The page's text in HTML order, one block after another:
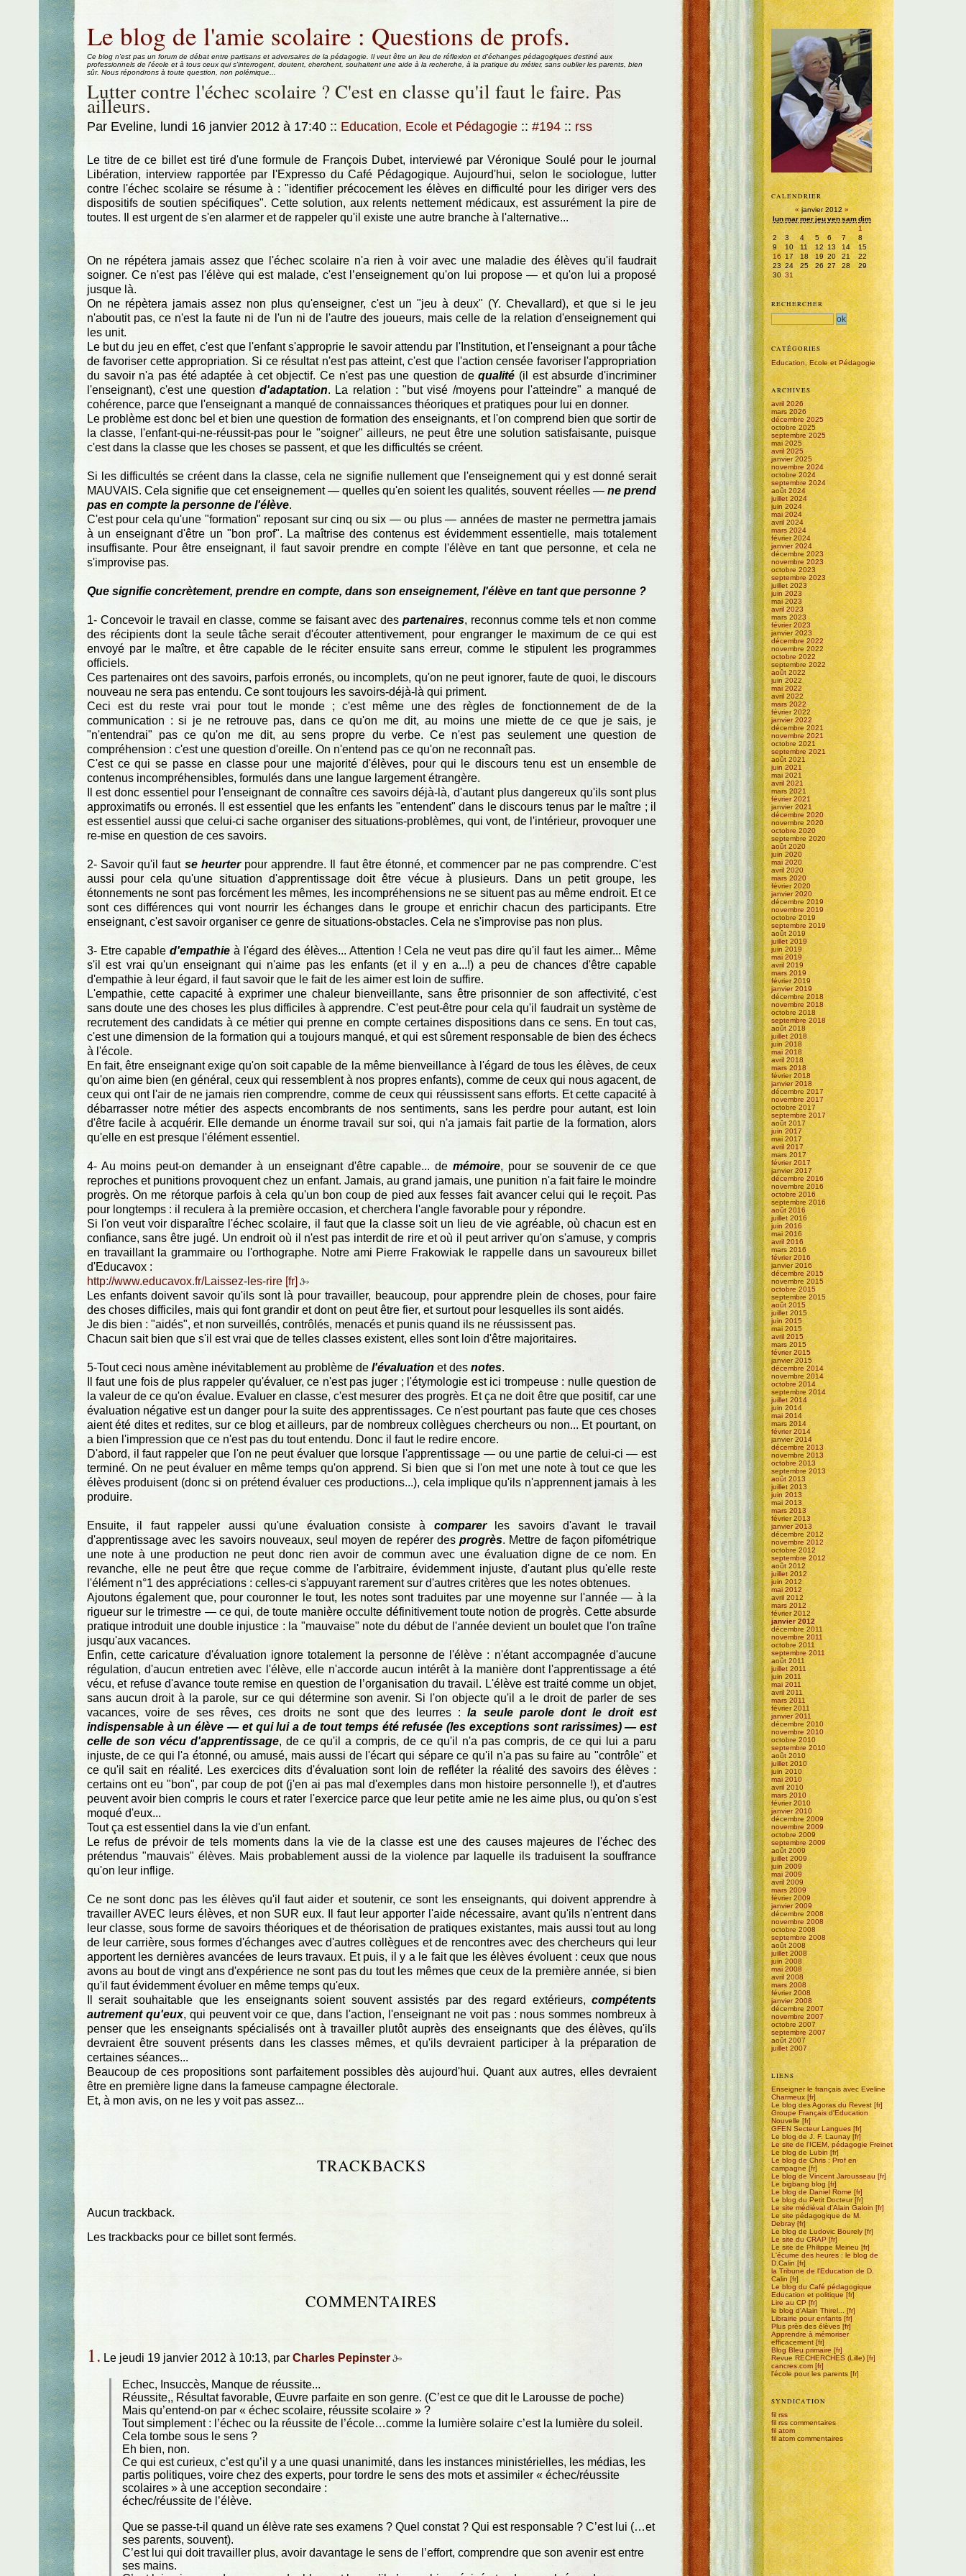
Aller au contenu
Le blog de l'amie scolaire : Questions de profs.
Ce blog n'est pas un forum de débat entre partisans et adversaires de la pédagogie. Il veut être un lieu de réflexion et d'échanges pédagogiques destiné aux
professionnels de l'école et à tous ceux qui s'interrogent, doutent, cherchent, souhaitent une aide à la recherche, à la pratique du métier, sans oublier les parents, bien
sûr. Nous répondrons à toute question, non polémique...
Lutter contre l'échec scolaire ? C'est en classe qu'il faut le faire. Pas
ailleurs.
Par Eveline, lundi 16 janvier 2012 à 17:40 :: Education, Ecole et Pédagogie :: #194 :: rss
Le titre de ce billet est tiré d'une formule de François Dubet, interviewé par Véronique Soulé pour le journal
Libération, interview rapportée par l'Expresso du Café Pédagogique. Aujourd'hui, selon le sociologue, lutter
contre l'échec scolaire se résume à : "identifier précocement les élèves en difficulté pour les diriger vers des
dispositifs de soutien spécifiques". Cette solution, aux relents nettement médicaux, est assurément la pire de
toutes. Il est urgent de s'en alarmer et de rappeler qu'il existe une autre branche à l'alternative...
On ne répétera jamais assez que l'échec scolaire n'a rien à voir avec une maladie des élèves qu'il faudrait
soigner. Ce n'est pas l'élève qui est malade, c'est l’enseignement qu'on lui propose — et qu'on lui a proposé
jusque là.
On ne répètera jamais assez non plus qu'enseigner, c'est un "jeu à deux" (Y. Chevallard), et que si le jeu
n'aboutit pas, ce n'est la faute ni de l'un ni de l'autre des joueurs, mais celle de la relation d'enseignement qui
les unit.
Le but du jeu en effet, c'est que l'enfant s'approprie le savoir attendu par l'Institution, et l'enseignant a pour tâche
de favoriser cette appropriation. Si ce résultat n'est pas atteint, c'est que l'action censée favoriser l'appropriation
du savoir n'a pas été adaptée à cet objectif. Ce n'est pas une question dequalité (il est absurde d'incriminer
l'enseignant), c'est une question d'adaptation. La relation : "but visé /moyens pour l'atteindre" a manqué de
cohérence, parce que l'enseignant a manqué de connaissances théoriques et pratiques pour lui en donner.
Le problème est donc bel et bien une question de formation des enseignants, et l'on comprend bien que sortir de
la classe, l'enfant-qui-ne-réussit-pas pour le "soigner" ailleurs, ne peut être une solution satisfaisante, puisque
c'est dans la classe que les choses se passent, et que les difficultés se créent.
Si les difficultés se créent dans la classe, cela ne signifie nullement que l'enseignement qui y est donné serait
MAUVAIS. Cela signifie que cet enseignement — quelles qu'en soient les qualités, souvent réelles — ne prend
pas en compte la personne de l'élève.
C'est pour cela qu'une "formation" reposant sur cinq ou six — ou plus — années de master ne permettra jamais
à un enseignant d'être un "bon prof". La maîtrise des contenus est évidemment essentielle, mais totalement
insuffisante. Pour être enseignant, il faut savoir prendre en compte l'élève en tant que personne, et cela ne
s'improvise pas.
Que signifie concrètement, prendre en compte, dans son enseignement, l'élève en tant que personne ?
1- Concevoir le travail en classe, comme se faisant avec des partenaires, reconnus comme tels et non comme
des récipients dont la seule tâche serait d'écouter attentivement, pour engranger le maximum de ce qui est
envoyé par le maître, et être capable de le réciter ensuite sans erreur, comme le stipulent les programmes
officiels.
Ces partenaires ont des savoirs, parfois erronés, ou incomplets, qu'on ne peut ignorer, faute de quoi, le discours
nouveau ne sera pas entendu. Ce sont toujours les savoirs-déjà-là qui priment.
Ceci est du reste vrai pour tout le monde ; c'est même une des règles de fonctionnement de de la
communication : si je ne retrouve pas, dans ce qu'on me dit, au moins une miette de ce que je sais, je
"n'entendrai" pas ce qu'on me dit, au sens propre du verbe. Ce n'est pas seulement une question de
compréhension : c'est une question d'oreille. On n'entend pas ce qu'on ne reconnaît pas.
C'est ce qui se passe en classe pour une majorité d'élèves, pour qui le discours tenu est un ensemble de
contenus incompréhensibles, formulés dans une langue largement étrangère.
Il est donc essentiel pour l'enseignant de connaître ces savoirs déjà-là, d'autant plus dangereux qu'ils sont plus
approximatifs ou erronés. Il est essentiel que les enfants les "entendent" dans le discours tenus par le maître ; il
est essentiel aussi que celui-ci sache organiser des situations-problèmes, qui vont, de l'intérieur, provoquer une
re-mise en question de ces savoirs.
2- Savoir qu'il faut se heurterpour apprendre. Il faut être étonné, et commencer par ne pas comprendre. C'est
aussi pour cela qu'une situation d'apprentissage doit être vécue à plusieurs. Dans un petit groupe, les
étonnements ne sont pas forcément les mêmes, les incompréhensions ne se situent pas au même endroit. Et ce
sont ces différences qui vont nourrir les échanges dans le groupe et enrichir chacun des participants. Etre
enseignant, c'est savoir organiser ce genre de situations-obstacles. Cela ne s'improvise pas non plus.
3- Etre capable d'empathieà l'égard des élèves... Attention ! Cela ne veut pas dire qu'il faut les aimer... Même
s'il est vrai qu'un enseignant qui n'aime pas les enfants (et il y en a...!) a peu de chances d'être capable
d'empathie à leur égard, il faut savoir que le fait de les aimer est loin de suffire.
L'empathie, cette capacité à exprimer une chaleur bienveillante, sans être prisonnier de son affectivité, c'est
sans doute une des choses les plus difficiles à apprendre. C'est peut-être pour cela qu'il faudrait un système de
recrutement des candidats à ce métier qui prenne en compte certaines dispositions dans ce sens. En tout cas,
c'est une dimension de la formation qui a toujours manqué, et qui est sûrement responsable de bien des échecs
à l'école.
En fait, être enseignant exige qu'on soit capable de la même bienveillance à l'égard de tous les élèves, de ceux
qu'on aime bien (en général, ceux qui ressemblent à nos propres enfants), comme de ceux qui nous agacent, de
ceux qui ont l'air de ne jamais rien comprendre, comme de ceux qui réussissent sans efforts. Et cette capacité à
débarrasser notre métier des aspects encombrants de nos sentiments, sans les perdre pour autant, est loin
d'être facile à acquérir. Elle demande un énorme travail sur soi, qui n'a jamais fait partie de la formation, alors
qu'elle en est presque l'élément essentiel.
4- Au moins peut-on demander à un enseignant d'être capable... demémoire, pour se souvenir de ce que
reproches et punitions provoquent chez un enfant. Jamais, au grand jamais, une punition n'a fait faire le moindre
progrès. On me rétorque parfois à cela qu'un bon coup de pied aux fesses fait avancer celui qui le reçoit. Pas
pour longtemps : il reculera à la première occasion, et cherchera l'angle favorable pour y répondre.
Si l'on veut voir disparaître l'échec scolaire, il faut que la classe soit un lieu de vie agréable, où chacun est en
confiance, sans être jugé. Un endroit où il n'est pas interdit de rire et où il peut arriver qu'on s'amuse, y compris
en travaillant la grammaire ou l'orthographe. Notre ami Pierre Frakowiak le rappelle dans un savoureux billet
d'Educavox :
http://www.educavox.fr/Laissez-les-rire
Les enfants doivent savoir qu'ils sont là pour travailler, beaucoup, pour apprendre plein de choses, pour faire
des choses difficiles, mais qui font grandir et dont on peut être fier, et surtout pour lesquelles ils sont aidés.
Je dis bien : "aidés", et non surveillés, contrôlés, menacés et punis quand ils ne réussissent pas.
Chacun sait bien que s'il est vrai que de telles classes existent, elles sont loin d'être majoritaires.
5-Tout ceci nous amène inévitablement au problème de l'évaluation et des notes.
Il faut une fois de plus rappeler qu'évaluer, ce n'est pas juger ; l'étymologie est ici trompeuse : nulle question de
la valeur de ce qu'on évalue. Evaluer en classe, c'est mesurer des progrès. Et ça ne doit être que positif, car une
évaluation négative est un danger pour la suite des apprentissages. Ce n'est pourtant pas faute que ces choses
aient été dites et redites, sur ce blog et ailleurs, par de nombreux collègues chercheurs ou non... Et pourtant, on
a bien l'impression que ce n'est pas du tout entendu. Donc il faut le redire encore.
D'abord, il faut rappeler que l'on ne peut évaluer que lorsque l'apprentissage — ou une partie de celui-ci — est
terminé. On ne peut évaluer en même temps qu'on apprend. Si bien que si l'on met une note à tout ce que les
élèves produisent (donc si on prétend évaluer ces productions...), cela implique qu'ils n'apprennent jamais à les
produire.
Ensuite, il faut rappeler aussi qu'une évaluation consiste à comparerles savoirs d'avant le travail
d'apprentissage avec les savoirs nouveaux, seul moyen de repérer desprogrès. Mettre de façon pifométrique
une note à une production ne peut donc rien avoir de commun avec une évaluation digne de ce nom. En
revanche, elle ne peut être que reçue comme de l'arbitraire, évidemment injuste, d'autant plus qu'elle reste
l'élément n°1 des appréciations : celles-ci s'appuyant rarement sur d'autres critères que les notes obtenues.
Ajoutons également que, pour couronner le tout, les notes sont traduites par une moyenne sur l'année — à la
rigueur sur le trimestre — ce qui, de toute manière occulte définitivement toute notion de progrès. Cette absurde
pratique introduit une double injustice : la "mauvaise" note du début de l'année devient un boulet que l'on traîne
jusqu'aux vacances.
Enfin, cette caricature d'évaluation ignore totalement la personne de l'élève : n'étant accompagnée d'aucune
régulation, d'aucun entretien avec l'élève, elle n'accorde aucun intérêt à la manière dont l'apprentissage a été
vécu, et refuse d'avance toute remise en question de l’organisation du travail. L'élève est traité comme un objet,
sans aucun droit à la parole, sur ce qui détermine son avenir. Si l'on objecte qu'il a le droit de parler de ses
vacances, voire de ses rêves, ces droits ne sont que des leurres :la seule parole dont le droit est
indispensable à un élève — et qui lui a de tout temps été refusée (les exceptions sont rarissimes) — est
celle de son vécu d'apprentissage, de ce qu'il a compris, de ce qu'il n'a pas compris, de ce qui lui a paru
injuste, de ce qui l'a étonné, ou amusé, mais aussi de l'écart qui sépare ce qu'il n'a pas su faire au "contrôle" et
ce qu'il sait en réalité. Les exercices dits d'évaluation sont loin de refléter la réalité des savoirs des élèves :
certains ont eu "bon", par coup de pot (j'en ai pas mal d'exemples dans mon histoire personnelle !), et d'autres
peuvent avoir bien compris le cours et rater l'exercice parce que leur petite amie ne les aime plus, ou qu'on s'est
moqué d'eux...
Tout ça est essentiel dans la vie d'un enfant.
Le refus de prévoir de tels moments dans la vie de la classe est une des causes majeures de l'échec des
prétendus "mauvais" élèves. Mais probablement aussi de la violence par laquelle ils traduisent la souffrance
qu'on leur inflige.
Ce ne sont donc pas les élèves qu'il faut aider et soutenir, ce sont les enseignants, qui doivent apprendre à
travailler AVEC leurs élèves, et non SUR eux. Il faut leur apporter l'aide nécessaire, avant qu'ils n'entrent dans
leur classe, sous forme de savoirs théoriques et de théorisation de pratiques existantes, mais aussi tout au long
de leur carrière, sous formes d'échanges avec d'autres collègues et de rencontres avec des chercheurs qui leur
apportent les dernières avancées de leurs travaux. Et puis, il y a le fait que les élèves évoluent : ceux que nous
avons au bout de vingt ans d'expérience ne sont pas du tout les mêmes que ceux de la première année, si bien
qu'il faut évidemment évoluer en même temps qu'eux.
Il serait souhaitable que les enseignants soient souvent assistés par des regard extérieurs,compétents
autrement qu'eux, qui peuvent voir ce que, dans l'action, l'enseignant ne voit pas : nous sommes nombreux à
penser que les enseignants spécialisés ont à travailler plutôt auprès des enseignants que des élèves, qu'ils
devraient être souvent présents dans les classes mêmes, et qu'ils devraient participer à la préparation de
certaines séances...
Beaucoup de ces propositions sont parfaitement possibles dès aujourd'hui. Quant aux autres, elles devraient
être en première ligne dans la fameuse campagne électorale.
Et, à mon avis, on ne les y voit pas assez...
TRACKBACKS
Aucun trackback.
Les trackbacks pour ce billet sont fermés.
COMMENTAIRES
1. Le jeudi 19 janvier 2012 à 10:13, par Charles Pepinster
Echec, Insuccès, Manque de réussite...
Réussite,, Résultat favorable, Œuvre parfaite en son genre. (C’est ce que dit le Larousse de poche)
Mais qu’entend-on par « échec scolaire, réussite scolaire » ?
Tout simplement : l’échec ou la réussite de l’école…comme la lumière solaire c’est la lumière du soleil.
Cela tombe sous le sens ?
Eh bien, non.
Ce qui est curieux, c’est qu’il y a une quasi unanimité, dans les instances ministérielles, les médias, les
partis politiques, voire chez des experts, pour tordre le sens des mots et assimiler « échec/réussite
scolaires » à une acception secondaire :
échec/réussite de l’élève.
Que se passe-t-il quand un élève rate ses examens ? Quel constat ? Qui est responsable ? C’est lui (…et
ses parents, souvent).
C’est lui qui doit travailler plus, avoir davantage le sens de l’effort, comprendre que son avenir est entre
ses mains.
CALENDRIER
«janvier 2012»
lunmarmerjeuvensamdim
1
2
3 4 5 6 7
8
9
10 11 12 13 14
15
16 17 18 19 20 21
22
23 24 25 26 27 28
29
30 31
RECHERCHER
CATÉGORIES
Education, Ecole et Pédagogie
ARCHIVES
avril 2026
mars 2026
décembre 2025
octobre 2025
septembre 2025
mai 2025
avril 2025
janvier 2025
novembre 2024
octobre 2024
septembre 2024
août 2024
juillet 2024
juin 2024
mai 2024
avril 2024
mars 2024
février 2024
janvier 2024
décembre 2023
novembre 2023
octobre 2023
septembre 2023
juillet 2023
juin 2023
mai 2023
avril 2023
mars 2023
février 2023
janvier 2023
décembre 2022
novembre 2022
octobre 2022
septembre 2022
août 2022
juin 2022
mai 2022
avril 2022
mars 2022
février 2022
janvier 2022
décembre 2021
novembre 2021
octobre 2021
septembre 2021
août 2021
juin 2021
mai 2021
avril 2021
mars 2021
février 2021
janvier 2021
décembre 2020
novembre 2020
octobre 2020
septembre 2020
août 2020
juin 2020
mai 2020
avril 2020
mars 2020
février 2020
janvier 2020
décembre 2019
novembre 2019
octobre 2019
septembre 2019
août 2019
juillet 2019
juin 2019
mai 2019
avril 2019
mars 2019
février 2019
janvier 2019
décembre 2018
novembre 2018
octobre 2018
septembre 2018
août 2018
juillet 2018
juin 2018
mai 2018
avril 2018
mars 2018
février 2018
janvier 2018
décembre 2017
novembre 2017
octobre 2017
septembre 2017
août 2017
juin 2017
mai 2017
avril 2017
mars 2017
février 2017
janvier 2017
décembre 2016
novembre 2016
octobre 2016
septembre 2016
août 2016
juillet 2016
juin 2016
mai 2016
avril 2016
mars 2016
février 2016
janvier 2016
décembre 2015
novembre 2015
octobre 2015
septembre 2015
août 2015
juillet 2015
juin 2015
mai 2015
avril 2015
mars 2015
février 2015
janvier 2015
décembre 2014
novembre 2014
octobre 2014
septembre 2014
juillet 2014
juin 2014
mai 2014
mars 2014
février 2014
janvier 2014
décembre 2013
novembre 2013
octobre 2013
septembre 2013
août 2013
juillet 2013
juin 2013
mai 2013
mars 2013
février 2013
janvier 2013
décembre 2012
novembre 2012
octobre 2012
septembre 2012
août 2012
juillet 2012
juin 2012
mai 2012
avril 2012
mars 2012
février 2012
janvier 2012
décembre 2011
novembre 2011
octobre 2011
septembre 2011
août 2011
juillet 2011
juin 2011
mai 2011
avril 2011
mars 2011
février 2011
janvier 2011
décembre 2010
novembre 2010
octobre 2010
septembre 2010
août 2010
juillet 2010
juin 2010
mai 2010
avril 2010
mars 2010
février 2010
janvier 2010
décembre 2009
novembre 2009
octobre 2009
septembre 2009
août 2009
juillet 2009
juin 2009
mai 2009
avril 2009
mars 2009
février 2009
janvier 2009
décembre 2008
novembre 2008
octobre 2008
septembre 2008
août 2008
juillet 2008
juin 2008
mai 2008
avril 2008
mars 2008
février 2008
janvier 2008
décembre 2007
novembre 2007
octobre 2007
septembre 2007
août 2007
juillet 2007
LIENS
Enseigner le français avec Eveline
Charmeux
Le blog des Agoras du Revest
Groupe Français d'Education
Nouvelle
GFEN Secteur Langues
Le blog de J. F. Launay
Le site de l'ICEM, pédagogie Freinet
Le blog de Lubin
Le blog de Chris : Prof en
campagne
Le blog de Vincent Jarousseau
Le bigbang blog
Le blog de Daniel Rome
Le blog du Petit Docteur
Le site médiéval d'Alain Galoin
Le site pédagogique de M.
Debray
Le blog de Ludovic Bourely
Le site du CRAP
Le site de Philippe Meirieu
L'écume des heures : le blog de
D.Calin
la Tribune de l'Education de D.
Calin
Le blog du Café pédagogique
Education et politique
Lire au CP
le blog d'Alain Thirel...
Librairie pour enfants
Plus près des élèves
Apprendre à mémoriser
efficacement
Blog Bleu primaire
Revue RECHERCHES (Lille)
cancres.com
l'école pour les parents
SYNDICATION
fil rss
fil rss commentaires
fil atom
fil atom commentaires